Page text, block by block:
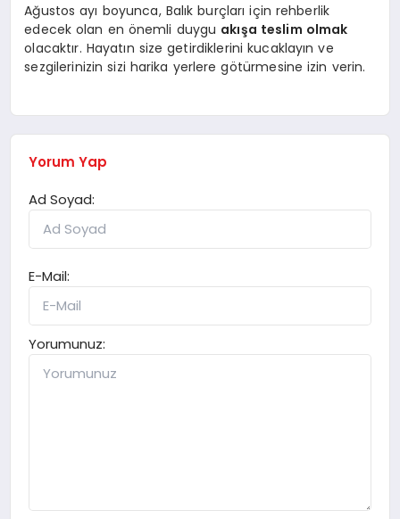
Ağustos ayı boyunca, Balık burçları için rehberlik
edecek olan en önemli duygu akışa teslim olmak
olacaktır. Hayatın size getirdiklerini kucaklayın ve
sezgilerinizin sizi harika yerlere götürmesine izin verin.
Yorum Yap
Ad Soyad:
E-Mail:
Yorumunuz: